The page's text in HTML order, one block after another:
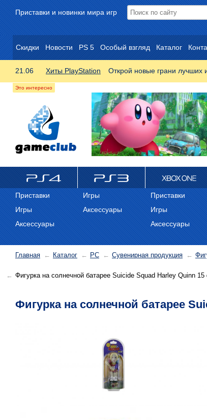
Приставки и новинки мира игр
Скидки Новости PS 5 Особый взгляд Каталог
21.06 Хиты PlayStation Открой новые грани лучших
ps4
Приставки
Игры
Аксессуары
PS3
Игры
Аксессуары
Xbox One
Приставки
Игры
Аксессуары
Главная Каталог PC Сувенирная продукция
Фигурка на солнечной батарее Suicide Squad Harley Quinn 15
Фигурка на солнечной батарее